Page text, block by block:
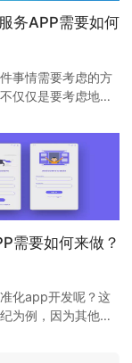
务APP需要如何
事情需要考虑的方
仅仅是要考虑地段
区管理综合服务情
去有很大的不 ...
需要如何来做？
化app开发呢？这
为例，因为其他